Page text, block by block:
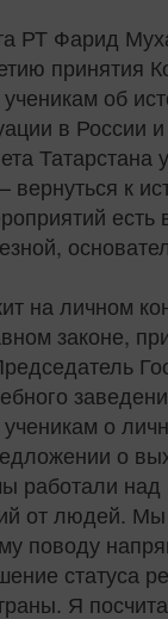
РТ Фарид
принятия
об
в России
к
на личном
законе,
о
о
работали
от людей.
поводу
статуса
Я